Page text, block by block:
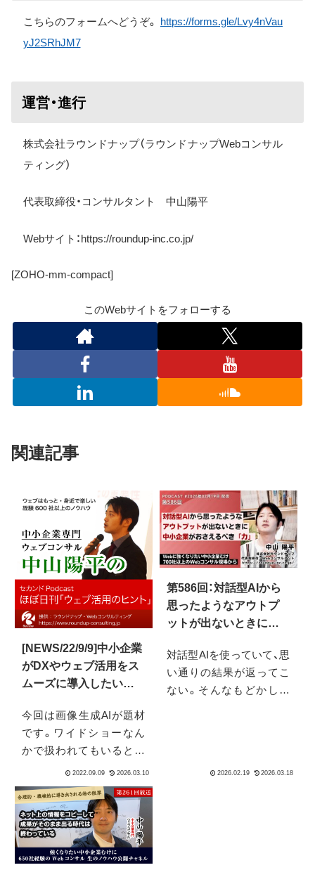
こちらのフォームへどうぞ。 https://forms.gle/Lvy4nVau
yJ2SRhJM7
運営・進行
株式会社ラウンドナップ（ラウンドナップWebコンサル
ティング）
代表取締役・コンサルタント 中山陽平
Webサイト：https://roundup-inc.co.jp/
[ZOHO-mm-compact]
このWebサイトをフォローする
関連記事
[NEWS/22/9/9]中小企業
がDXやウェブ活用をス
ムーズに導入したいな
事！
今回は画像生成AIが題材
です。ワイドショーなん
かで扱われてもいるとい
う話も聞きましたが、諸処
に衝撃を走らせているよ
うです。そこで、日本では
賛否両論のこのサービス
は海外ではどう思われて
いるのか？を今後を占う
第586回：対話型AIから
思ったようなアウトプ
ットが出ないときに中
「力」
対話型AIを使っていて、思
い通りの結果が返ってこ
ない。そんなもどかしさ
差を生むものがありま